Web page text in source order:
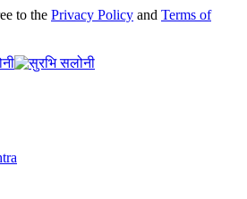
to the Privacy Policy and Terms of